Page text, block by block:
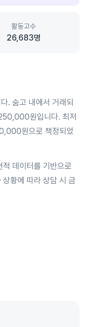
활동고수
26,683명
. 숨고 내에서 거래되
원입니다. 최저
원으로 책정되었
데이터를 기반으로
황에 따라 상담 시 금